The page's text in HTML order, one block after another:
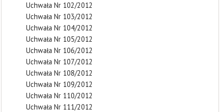
Uchwała Nr 102/2012
Uchwała Nr 103/2012
Uchwała Nr 104/2012
Uchwała Nr 105/2012
Uchwała Nr 106/2012
Uchwała Nr 107/2012
Uchwała Nr 108/2012
Uchwała Nr 109/2012
Uchwała Nr 110/2012
Uchwała Nr 111/2012